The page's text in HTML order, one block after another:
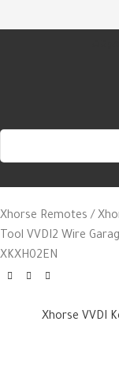
Xhorse Remotes
Tool VVDI2 Wire
XKXH02EN